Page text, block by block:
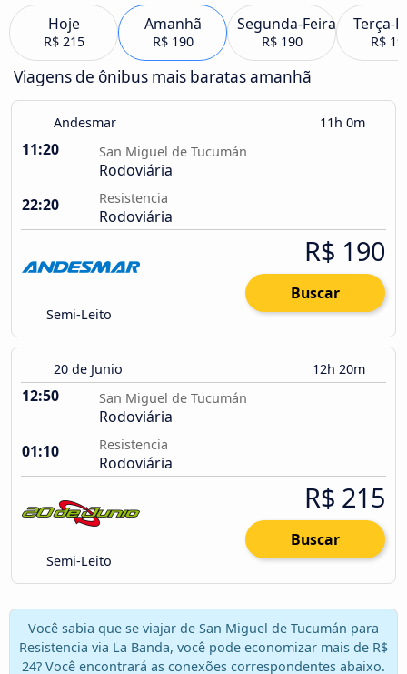
Hoje
R$ 215
Amanhã
R$ 190
Segunda-Feira
R$ 190
Terça-
R$
Viagens de ônibus mais baratas amanhã
Andesmar 11h 0m
11:20 San Miguel de Tucumán
Rodoviária
22:20
Resistencia
Rodoviária
Semi-Leito
R$ 190
Buscar
20 de Junio 12h 20m
12:50 San Miguel de Tucumán
Rodoviária
01:10
Resistencia
Rodoviária
Semi-Leito
R$ 215
Buscar
Você sabia que se viajar de San Miguel de Tucumán para
Resistencia via La Banda, você pode economizar mais de R$
24? Você encontrará as conexões correspondentes abaixo.